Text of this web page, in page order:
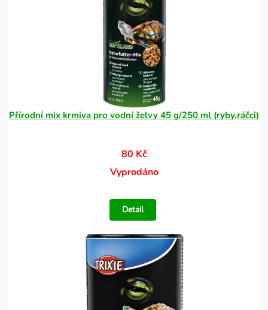
Přírodní mix krmiva pro vodní želvy 45 g/250 ml (ryby,ráčci)
80 Kč
Vyprodáno
Detail